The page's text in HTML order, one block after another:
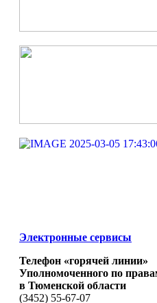
Электронные сервисы
Телефон «горячей линии»
Уполномоченного по
в Тюменской области
(3452) 55-67-07